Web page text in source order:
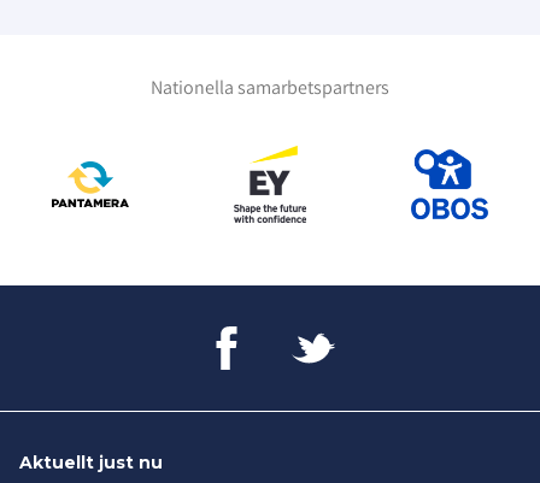
Juniorallsvenskan
3000
Slutspel JAS/USM
Övriga SIBF administrerade
1000
Tävlingsbestämmelserna kapitel 4 §4.
Nationella samarbetspartners
Aktuellt just nu